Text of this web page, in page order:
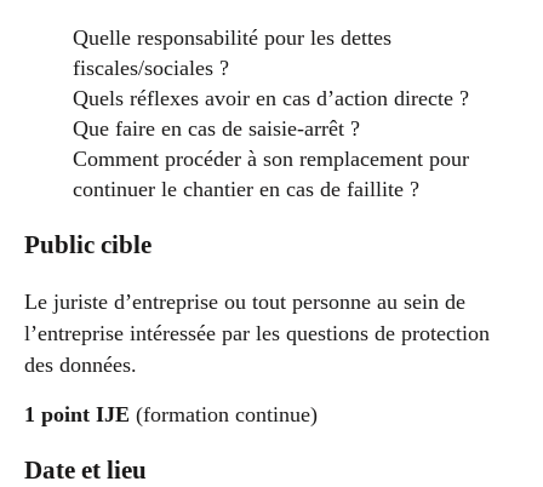
Quelle responsabilité pour les dettes
fiscales/sociales ?
Quels réflexes avoir en cas d’action directe ?
Que faire en cas de saisie-arrêt ?
Comment procéder à son remplacement pour
continuer le chantier en cas de faillite ?
Public cible
Le juriste d’entreprise ou tout personne au sein de
l’entreprise intéressée par les questions de protection
des données.
1 point IJE (formation continue)
Date et lieu